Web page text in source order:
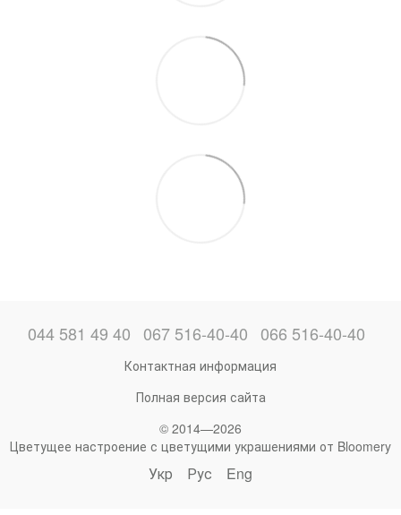
044 581 49 40 067 516-40-40 066 516-40-40
Контактная информация
Полная версия сайта
© 2014—2026
Цветущее настроение с цветущими украшениями от Bloomery
Укр Рус Eng